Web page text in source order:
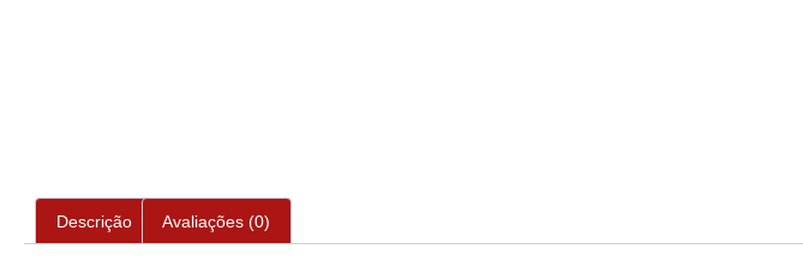
Descrição Avaliações (0)